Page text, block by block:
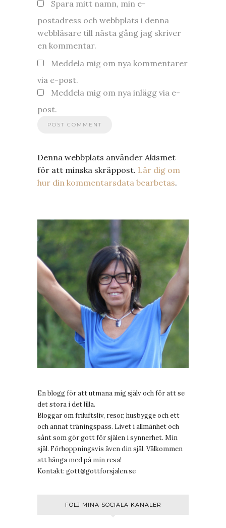
Spara mitt namn, min e-
postadress och webbplats i denna
webbläsare till nästa gång jag skriver
en kommentar.
Meddela mig om nya kommentarer
via e-post.
Meddela mig om nya inlägg via e-
post.
Denna webbplats använder Akismet
för att minska skräppost. Lär dig om
hur din kommentarsdata bearbetas.
En blogg för att utmana mig själv och för att se
det stora i det lilla.
Bloggar om friluftsliv, resor, husbygge och ett
och annat träningspass. Livet i allmänhet och
sånt som gör gott för själen i synnerhet. Min
själ. Förhoppningsvis även din själ. Välkommen
att hänga med på min resa!
Kontakt: gott@gottforsjalen.se
FÖLJ MINA SOCIALA KANALER